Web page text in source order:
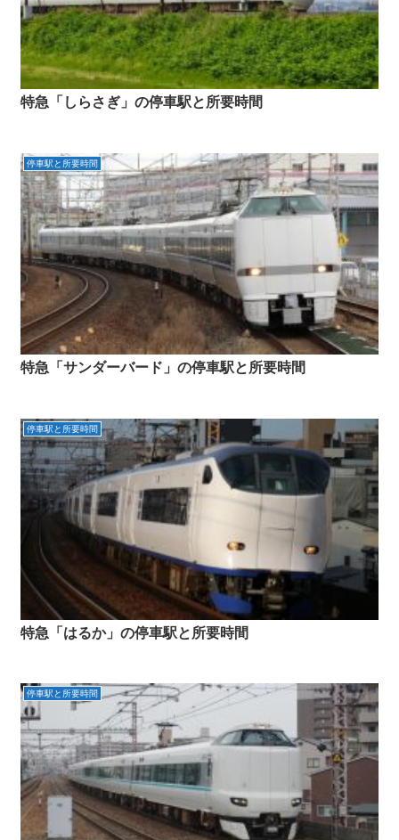
特急「しらさぎ」の停車駅と所要時間
停車駅と所要時間
特急「サンダーバード」の停車駅と所要時間
停車駅と所要時間
特急「はるか」の停車駅と所要時間
停車駅と所要時間